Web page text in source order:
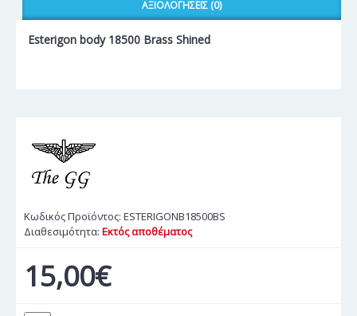
ΑΞΙΟΛΟΓΉΣΕΙΣ (0)
Esterigon body 18500 Brass Shined
Κωδικός Προϊόντος: ESTERIGONB18500BS
Διαθεσιμότητα: Εκτός αποθέματος
15,00€